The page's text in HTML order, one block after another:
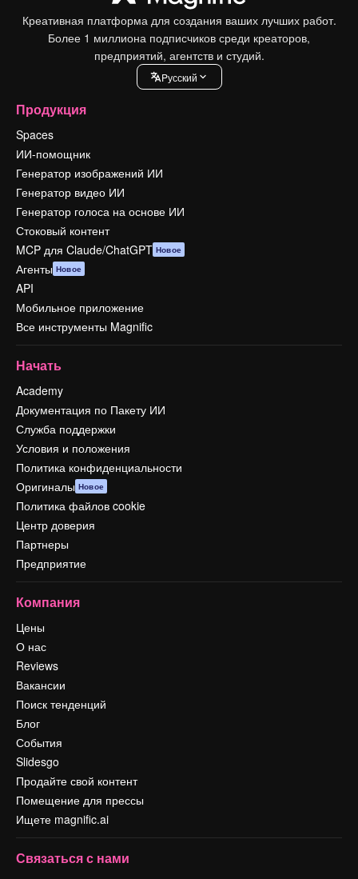
Креативная платформа для создания ваших лучших работ.
Более 1 миллиона подписчиков среди креаторов,
предприятий, агентств и студий.
Pусский
Продукция
Spaces
ИИ-помощник
Генератор изображений ИИ
Генератор видео ИИ
Генератор голоса на основе ИИ
Стоковый контент
MCP для Claude/ChatGPT Новое
Агенты Новое
API
Мобильное приложение
Все инструменты Magnific
Начать
Academy
Документация по Пакету ИИ
Служба поддержки
Условия и положения
Политика конфиденциальности
Оригиналы Новое
Политика файлов cookie
Центр доверия
Партнеры
Предприятие
Компания
Цены
О нас
Reviews
Вакансии
Поиск тенденций
Блог
События
Slidesgo
Продайте свой контент
Помещение для прессы
Ищете magnific.ai
Связаться с нами